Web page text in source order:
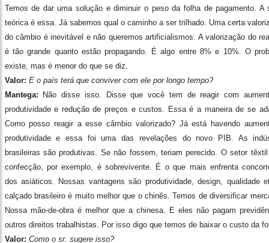
Temos de dar uma solução e diminuir o peso da folha de pagamento. A
teórica é essa. Já sabemos qual o caminho a ser trilhado. Uma certa
do câmbio é inevitável e não queremos artificialismos. A valorização do
é tão grande quanto estão propagando. É algo entre 8% e 10%. O
existe, mas é menor do que se diz.
Valor: E o país terá que conviver com ele por longo tempo?
Mantega: Não disse isso. Disse que você tem de reagir com
produtividade e redução de preços e custos. Essa é a maneira de se
Como posso reagir a esse câmbio valorizado? Já está havendo
produtividade e essa foi uma das revelações do novo PIB. As
brasileiras são produtivas. Se não fossem, teriam perecido. O setor
confecção, por exemplo, é sobrevivente. É o que mais enfrenta
dos asiáticos. Nossas vantagens são produtividade, design, qualidade
calçado brasileiro é muito melhor que o chinês. Temos de diversificar
Nossa mão-de-obra é melhor que a chinesa. E eles não pagam
outros direitos trabalhistas. Por isso digo que temos de baixar o custo da
Valor: Como o sr. sugere isso?